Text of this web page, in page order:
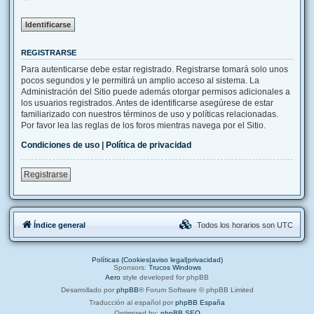
REGISTRARSE
Para autenticarse debe estar registrado. Registrarse tomará solo unos
pocos segundos y le permitirá un amplio acceso al sistema. La
Administración del Sitio puede además otorgar permisos adicionales a
los usuarios registrados. Antes de identificarse asegúrese de estar
familiarizado con nuestros términos de uso y políticas relacionadas.
Por favor lea las reglas de los foros mientras navega por el Sitio.
Condiciones de uso | Política de privacidad
Registrarse
Índice general Todos los horarios son UTC
Políticas (Cookies|aviso legal|privacidad)
Sponsors: Trucos Windows
Aero style developed for phpBB
Desarrollado por phpBB® Forum Software © phpBB Limited
Traducción al español por phpBB España